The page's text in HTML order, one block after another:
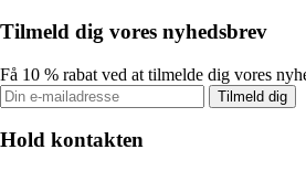
Tilmeld dig vores nyhedsbrev
Få 10 % rabat ved at tilmelde dig vores
Tilmeld dig
Hold kontakten